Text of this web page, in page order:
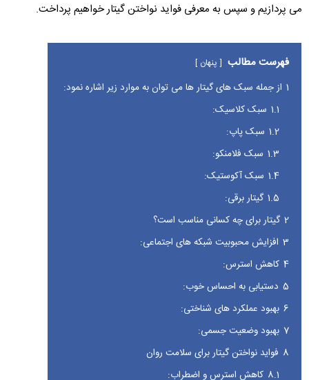
می پردازیم و سپس به معرفی فواید نواختن گیتار خواهیم پرداخت.
فهرست مطالب پنهان
1 از جمله سبک های گیتار ها می توان به موارد زیر اشاره نمود:
1.1 سبک کلاسیک:
1.2 سبک پاپ:
1.3 سبک فلامنکو:
1.4 سبک آکوستیک:
1.5 گیتار برقی:
2 گیتار برای چه کسانی مناسب است؟
3 افزایش محبوبیت شبکه های اجتماعی:
4 کاهش استرس:
5 دستیابی به احساس خوب:
6 بهبود عملکرد های شناختی:
7 بهبود وضعیت جسمی:
8 فواید نواختن گیتار برای سلامت روان
8.1 کاهش استرس و اضطراب: